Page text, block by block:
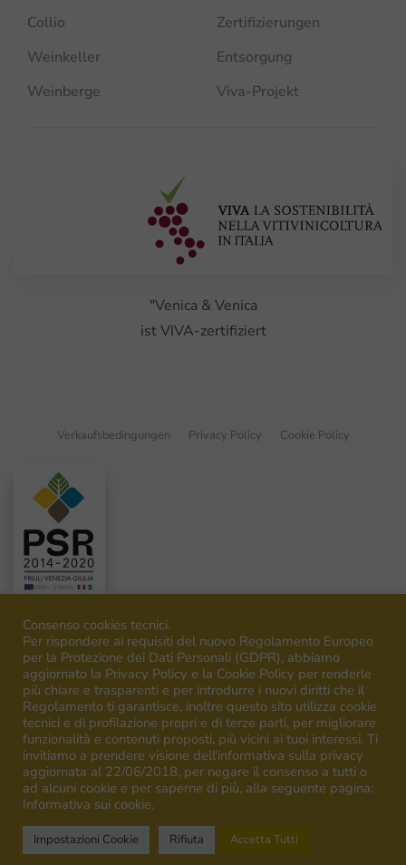
Collio
Weinkeller
Weinberge
Zertifizierungen
Entsorgung
Viva-Projekt
"Venica & Venica
ist VIVA-zertifiziert
Verkaufsbedingungen Privacy Policy Cookie Policy
©2026Venica&Venica. All rights reserved. P.I. IT00492040316
Campagna finanziata ai sensi del regolamento UE n.1308/13
Campaign financed according to EU regulation n.1308/13
Consenso cookies tecnici.
Per rispondere ai requisiti del nuovo Regolamento Europeo
per la Protezione dei Dati Personali (GDPR), abbiamo
aggiornato la Privacy Policy e la Cookie Policy per renderle
più chiare e trasparenti e per introdurre i nuovi diritti che il
Regolamento ti garantisce, inoltre questo sito utilizza cookie
tecnici e di profilazione propri e di terze parti, per migliorare
funzionalità e contenuti proposti, più vicini ai tuoi interessi. Ti
invitiamo a prendere visione dell'informativa sulla privacy
aggiornata al 22/06/2018, per negare il consenso a tutti o
ad alcuni cookie e per saperne di più, alla seguente pagina:
Informativa sui cookie.
Impostazioni Cookie Rifiuta Accetta Tutti